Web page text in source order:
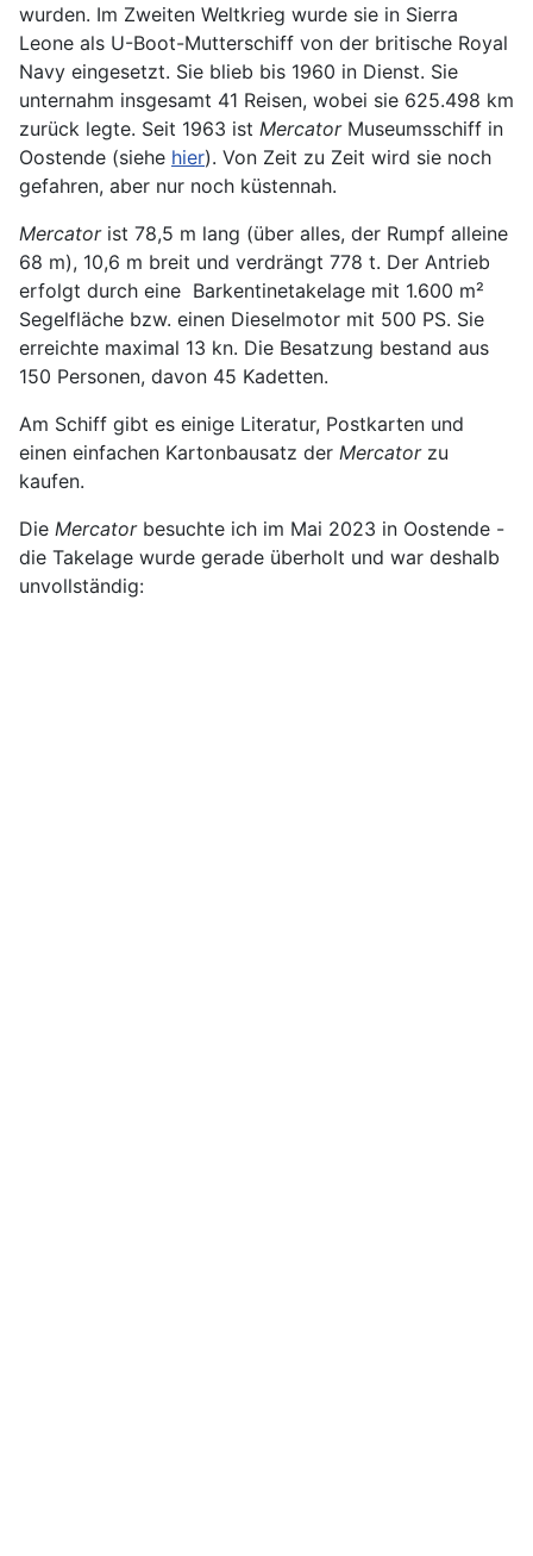
wurden. Im Zweiten Weltkrieg wurde sie in Sierra
Leone als U-Boot-Mutterschiff von der britische Royal
Navy eingesetzt. Sie blieb bis 1960 in Dienst. Sie
unternahm insgesamt 41 Reisen, wobei sie 625.498 km
zurück legte. Seit 1963 ist MercatorMuseumsschiff in
Oostende (siehe hier). Von Zeit zu Zeit wird sie noch
gefahren, aber nur noch küstennah.
Mercator ist 78,5 m lang (über alles, der Rumpf alleine
68 m), 10,6 m breit und verdrängt 778 t. Der Antrieb
erfolgt durch eine Barkentinetakelage mit 1.600 m²
Segelfläche bzw. einen Dieselmotor mit 500 PS. Sie
erreichte maximal 13 kn. Die Besatzung bestand aus
150 Personen, davon 45 Kadetten.
Am Schiff gibt es einige Literatur, Postkarten und
einen einfachen Kartonbausatz der Mercatorzu
kaufen.
Die Mercatorbesuchte ich im Mai 2023 in Oostende -
die Takelage wurde gerade überholt und war deshalb
unvollständig: